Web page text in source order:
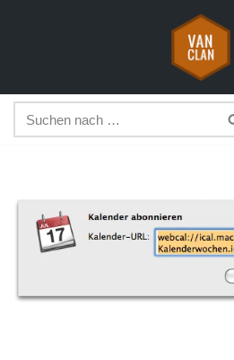
springen